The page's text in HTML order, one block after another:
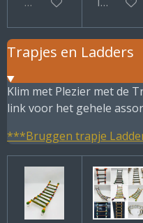
Trapjes en Ladders
Klim met Plezier met de
link voor het gehele
***Bruggen trapje